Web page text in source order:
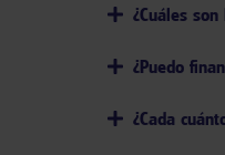
¿Cuáles
¿Puedo
¿Cada